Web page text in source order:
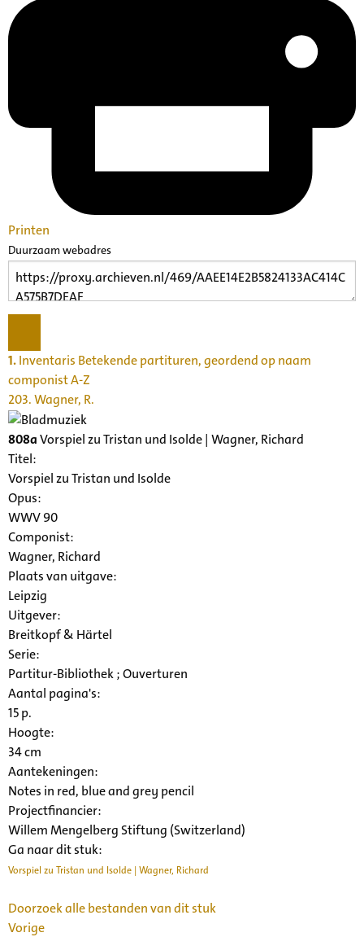
Printen
Duurzaam webadres
1.Inventaris Betekende partituren, geordend op naam
componist A-Z
203. Wagner, R.
808aVorspiel zu Tristan und Isolde | Wagner, Richard
Titel:
Vorspiel zu Tristan und Isolde
Opus:
WWV 90
Componist:
Wagner, Richard
Plaats van uitgave:
Leipzig
Uitgever:
Breitkopf & Härtel
Serie:
Partitur-Bibliothek ; Ouverturen
Aantal pagina's:
15 p.
Hoogte:
34 cm
Aantekeningen:
Notes in red, blue and grey pencil
Projectfinancier:
Willem Mengelberg Stiftung (Switzerland)
Ga naar dit stuk:
Vorspiel zu Tristan und Isolde | Wagner, Richard
Doorzoek alle bestanden van dit stuk
Vorige